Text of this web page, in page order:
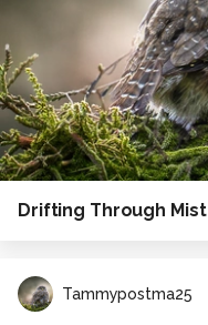
Drifting Through Mist
Tammypostma25